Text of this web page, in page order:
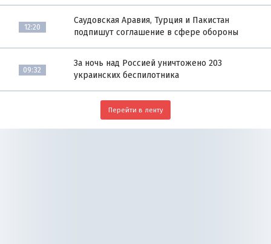
12:20
Саудовская Аравия, Турция и Пакистан
подпишут соглашение в сфере обороны
09:32
За ночь над Россией уничтожено 203
украинских беспилотника
Перейти в ленту